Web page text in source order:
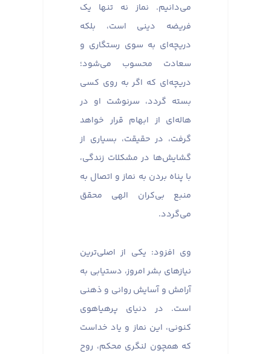
می‌دانیم. نماز نه تنها یک
فریضه دینی است، بلکه
دریچه‌ای به سوی رستگاری و
سعادت محسوب می‌شود؛
دریچه‌ای که اگر به روی کسی
بسته گردد، سرنوشت او در
هاله‌ای از ابهام قرار خواهد
گرفت، در حقیقت، بسیاری از
گشایش‌ها در مشکلات زندگی،
با پناه بردن به نماز و اتصال به
منبع بی‌کران الهی محقق
می‌گردد.
وی افزود: یکی از اصلی‌ترین
نیازهای بشر امروز، دستیابی به
آرامش و آسایش روانی و ذهنی
است. در دنیای پرهیاهوی
کنونی، این نماز و یاد خداست
که همچون لنگری محکم، روح